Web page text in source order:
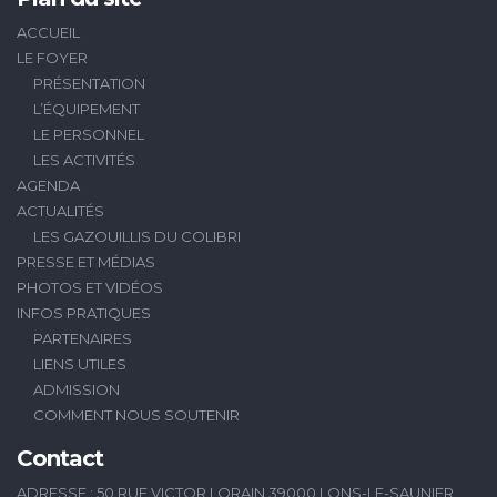
ACCUEIL
LE FOYER
PRÉSENTATION
L’ÉQUIPEMENT
LE PERSONNEL
LES ACTIVITÉS
AGENDA
ACTUALITÉS
LES GAZOUILLIS DU COLIBRI
PRESSE ET MÉDIAS
PHOTOS ET VIDÉOS
INFOS PRATIQUES
PARTENAIRES
LIENS UTILES
ADMISSION
COMMENT NOUS SOUTENIR
Contact
ADRESSE : 50 RUE VICTOR LORAIN 39000 LONS-LE-SAUNIER